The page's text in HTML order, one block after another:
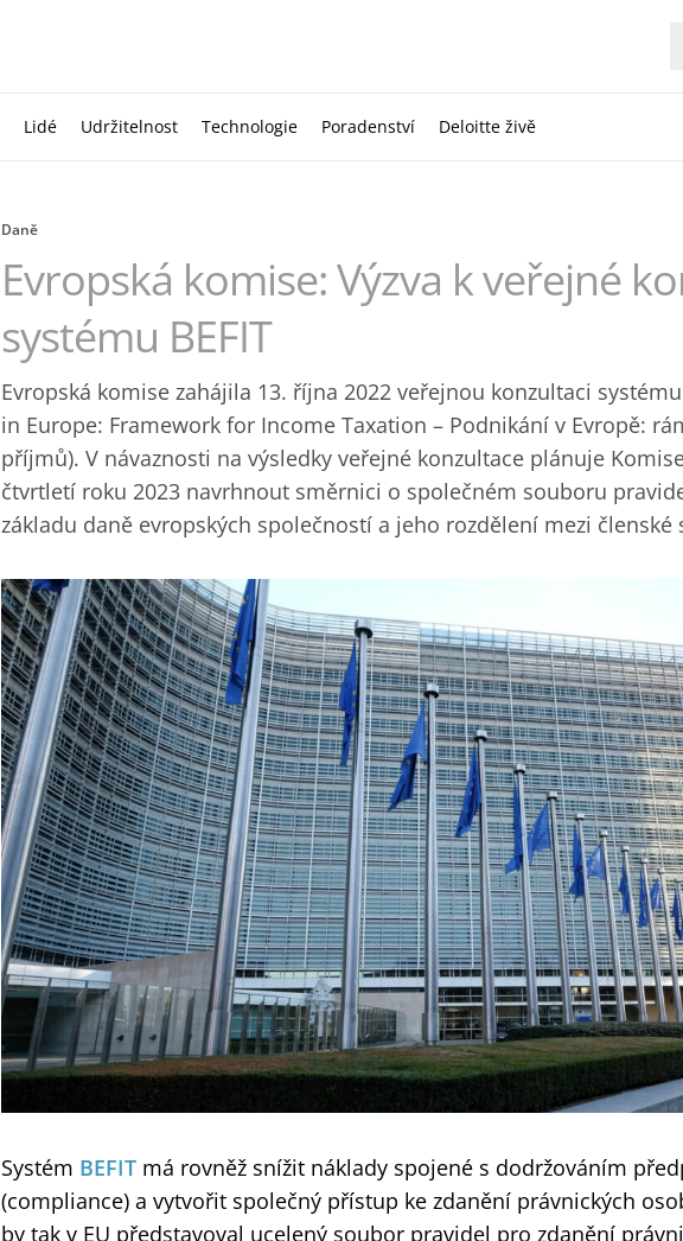
Lidé Udržitelnost Technologie Poradenství Deloitte živě
Daně
Evropská komise: Výzva k veřejné
systému BEFIT
Evropská komise zahájila 13. října 2022 veřejnou konzultaci systému
in Europe: Framework for Income Taxation – Podnikání v Evropě:
příjmů). V návaznosti na výsledky veřejné konzultace plánuje
čtvrtletí roku 2023 navrhnout směrnici o společném souboru
základu daně evropských společností a jeho rozdělení mezi členské
Systém BEFIT má rovněž snížit náklady spojené s dodržováním
(compliance) a vytvořit společný přístup ke zdanění právnických
by tak v EU představoval ucelený soubor pravidel pro zdanění